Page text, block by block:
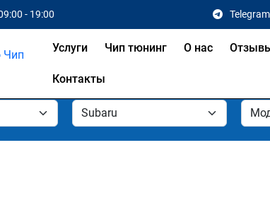
- 19:00
Услуги Чип тюнинг О нас
Контакты